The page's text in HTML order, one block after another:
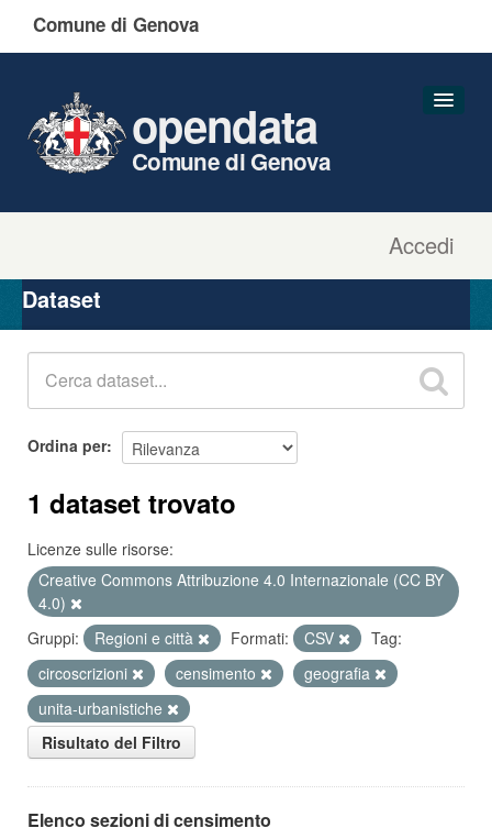
Comune di Genova
Accedi
opendata
Comune di Genova
Organizzazioni
Gruppi
Dataset
Ordina per
1 dataset trovato
Licenze sulle risorse:
Creative Commons Attribuzione 4.0 Internazionale (CC BY
4.0)
Gruppi:
Regioni e città Formati: CSV
Tag:
circoscrizioni
censimento
geografia
unita-urbanistiche
Risultato del Filtro
Elenco sezioni di censimento